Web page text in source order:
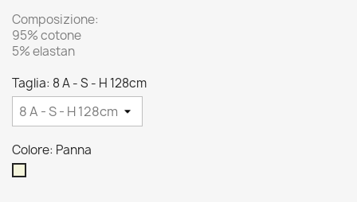
Composizione:
95% cotone
5% elastan
Taglia: 8 A - S - H 128cm
Colore: Panna